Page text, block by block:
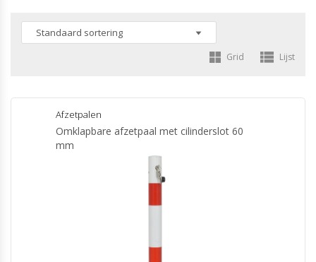
Grid Lijst
Afzetpalen
Omklapbare afzetpaal met cilinderslot 60
mm